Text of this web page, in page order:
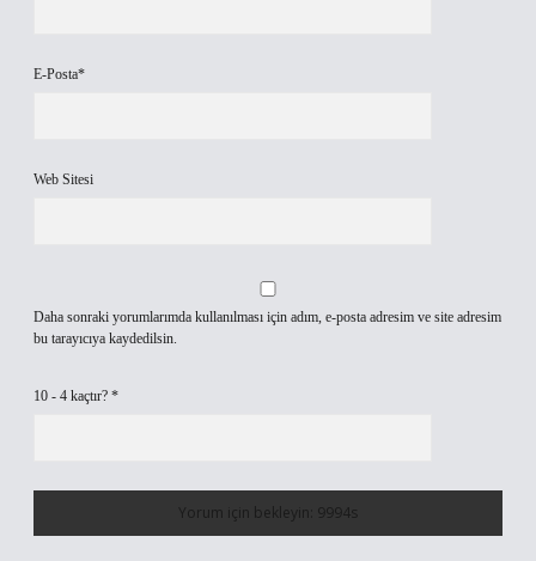
E-Posta*
Web Sitesi
Daha sonraki yorumlarımda kullanılması için adım, e-posta adresim ve site adresim
bu tarayıcıya kaydedilsin.
10 - 4 kaçtır? *